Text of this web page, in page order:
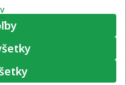
údajov
web stránku pripravil